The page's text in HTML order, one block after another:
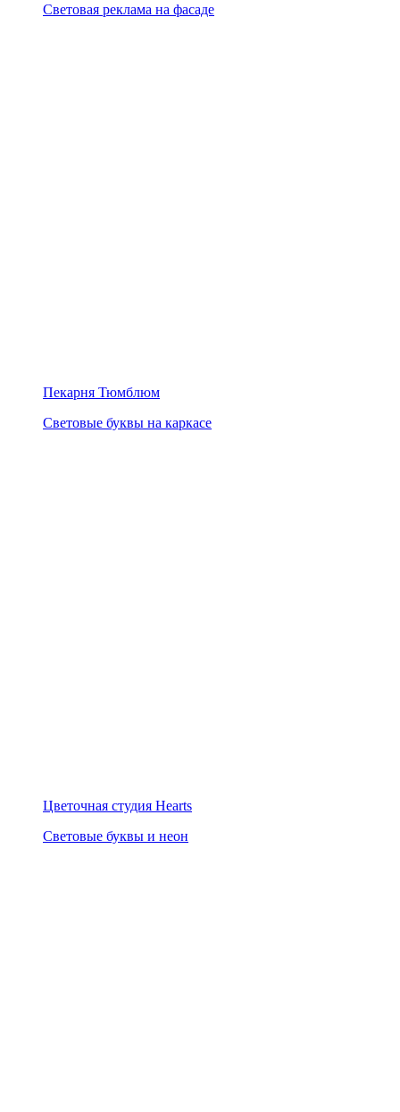
Световая реклама на фасаде
Пекарня Тюмблюм
Световые буквы на каркасе
Цветочная студия Hearts
Световые буквы и неон